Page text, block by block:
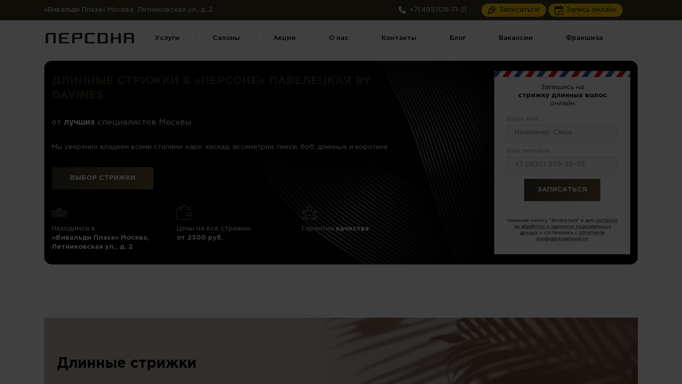
«Вивальди Плаза» Москва, Летниковская ул., д. 2 +7(495)128-71-21 Записаться! Запись онлайн
Услуги Салоны Акции О нас Контакты Блог Вакансии Франшиза
от лучших специалистов Москвы
Мы уверенно владеем всеми стилями: каре, каскад, ассиметрия, пикси, боб, длинные и короткие
ВЫБОР СТРИЖКИ
Находимся в
«Вивальди Плаза» Москва,
Летниковская ул., д. 2
Цены на все стрижки
от 2300 руб.
Гарантиякачества
Запишись на
стрижку длинных волос
онлайн
Ваше имя:
Ваш телефон:
Нажимая кнопку "Записаться" я даю согласие
на обработку и хранение персональных
данныхи соглашаюсь с
политикой
конфиденциальности
Длинные стрижки